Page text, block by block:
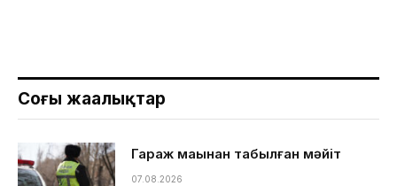
Соңғы жаңалықтар
Гараж маңынан табылған мәйіт
07.08.2026